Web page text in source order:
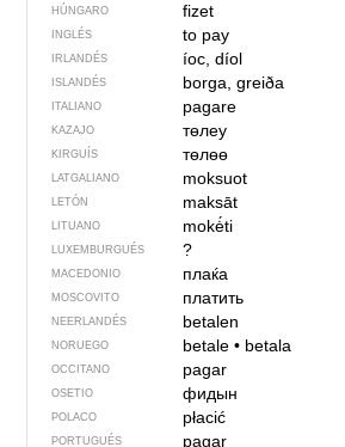
HÚNGARO fizet
INGLÉS to pay
IRLANDÉS íoc, díol
ISLANDÉS borga, greiða
ITALIANO pagare
KAZAJO төлеу
KIRGUÍS төлөө
LATGALIANO moksuot
LETÓN maksāt
LITUANO mokė́ti
LUXEMBURGUÉS ?
MACEDONIO плаќа
MOSCOVITO платить
NEERLANDÉS betalen
NORUEGO betale• betala
OCCITANO pagar
OSETIO фидын
POLACO płacić
PORTUGUÉS pagar